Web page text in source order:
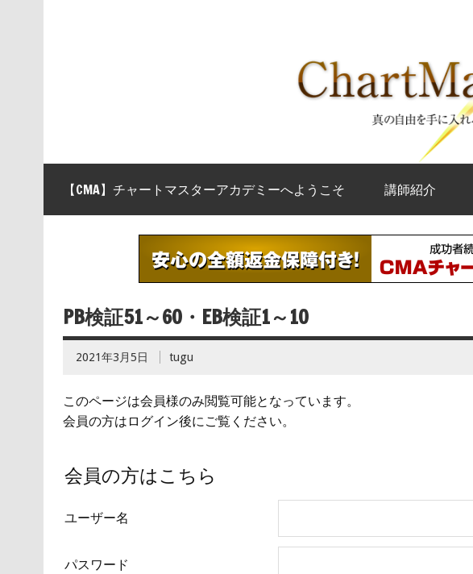
【CMA】チャートマスターアカデミーへようこそ 講師紹介
PB検証51～60・EB検証1～10
2021年3月5日 tugu
このページは会員様のみ閲覧可能となっています。
会員の方はログイン後にご覧ください。
会員の方はこちら
ユーザー名
パスワード